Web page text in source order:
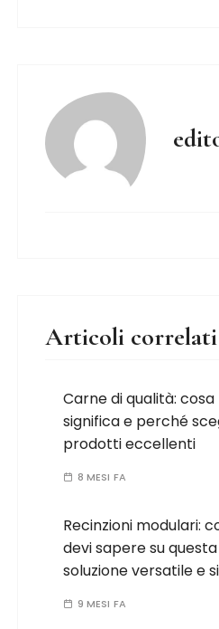
Articoli correlati
Carne di qualità: cosa
significa e perché
prodotti eccellenti
8 MESI FA
Recinzioni modulari:
devi sapere su questa
soluzione versatile e
9 MESI FA